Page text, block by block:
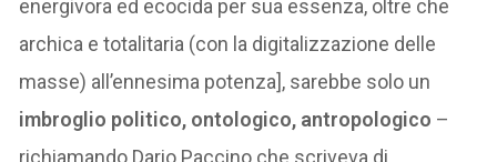
energivora ed ecocida per sua essenza, oltre che
archica e totalitaria (con la digitalizzazione delle
masse) all’ennesima potenza], sarebbe solo un
imbroglio politico, ontologico, antropologico –
richiamando Dario Paccino che scriveva di